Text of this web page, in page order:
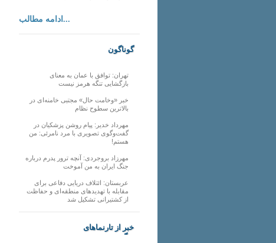
ادامه مطالب...
گوناگون
تهران: توافق با عمان به معنای
بازگشایی تنگه هرمز نیست
خبر «وخامت حال» مجتبی خامنه‌ای در
بالاترین سطوح نظام
مهرداد خدیر: پیام روشن پزشکیان در
گفت‌و‌گوی تصویری با مرد نامرئی: من
هستم!
مهرزاد بروجردی: آنچه ترور پدرم درباره
جنگ ایران به من آموخت
عربستان: ائتلاف دریایی دفاعی برای
مقابله با تهدیدهای منطقه‌ای و حفاظت
از کشتیرانی تشکیل شد
خبر از تارنماهای
دیگر